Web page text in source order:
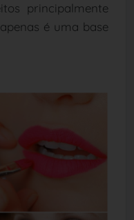
principalmente
é uma base